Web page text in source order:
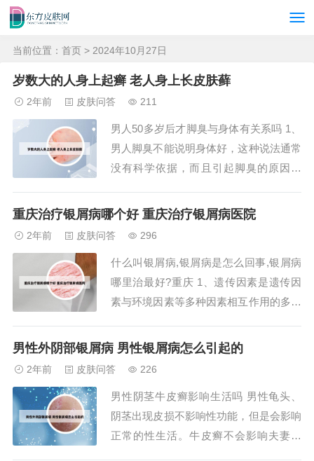
当前位置： 首页 > 2024年10月27日
岁数大的人身上起癣 老人身上长皮肤藓
2年前 皮肤问答 211
男人50多岁后才脚臭与身体有关系吗 1、
男人脚臭不能说明身体好，这种说法通常
没有科学依据，而且引起脚臭的原因较
素导致。2、如果在平时的时候经常闻到
一种前期表现，这也说明肾脏功能出现了
问题所导致...
重庆治疗银屑病哪个好 重庆治疗银屑病医院
2年前 皮肤问答 296
什么叫银屑病,银屑病是怎么回事,银屑病
哪里治最好?重庆 1、遗传因素是遗传因
素与环境因素等多种因素相互作用的多基
病是免疫或炎症介导的疾病。感染因素研
感染与银屑病发病是否相关尚未明确。内
分泌因素妊...
男性外阴部银屑病 男性银屑病怎么引起的
2年前 皮肤问答 226
男性阴茎牛皮癣影响生活吗 男性龟头、
阴茎出现皮损不影响性功能，但是会影响
正常的性生活。牛皮癣不会影响夫妻生